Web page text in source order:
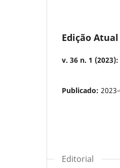
Edição Atual
v. 36 n. 1
Publicado:
Editorial